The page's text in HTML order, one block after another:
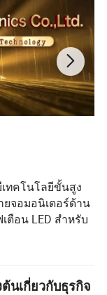
เทคโนโลยีขั้นสูง
จอมอนิเตอร์ด้าน
ตือน LED สำหรับ
รถโค้ชรถ
รทุกขยะ , รถพ่วง
งรถพยาบาลรถขน
โดยรถไฟและยาน
ต้นเกี่ยวกับธุรกิจ